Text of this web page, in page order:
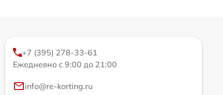
+7 (395) 278-33-61
Ежедневно с 9:00 до 21:00
info@re-korting.ru